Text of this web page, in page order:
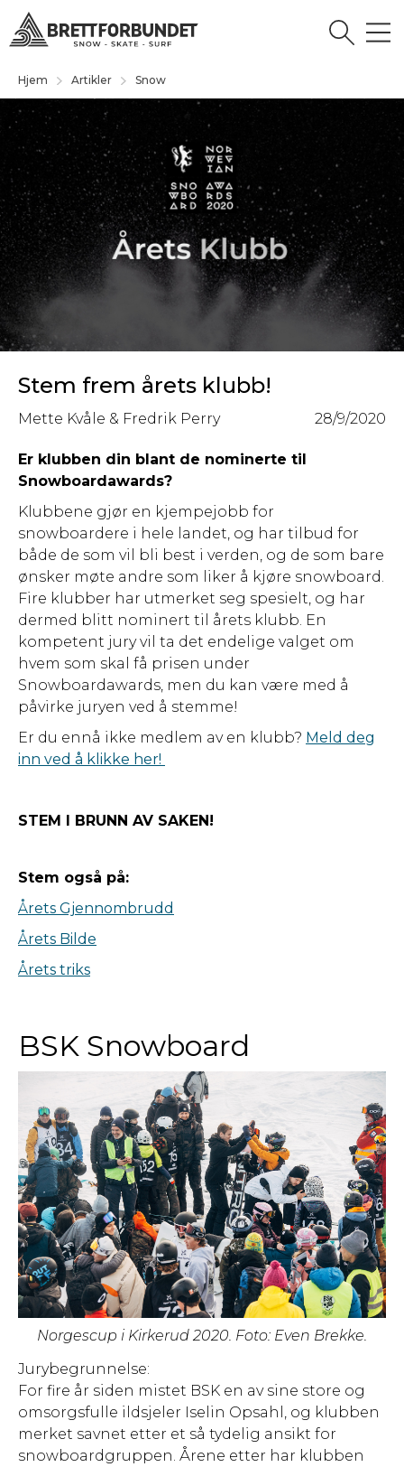
Hjem Artikler Snow
Stem frem årets klubb!
28/9/2020
Mette Kvåle & Fredrik Perry
Er klubben din blant de nominerte til
Snowboardawards?
Klubbene gjør en kjempejobb for
snowboardere i hele landet, og har tilbud for
både de som vil bli best i verden, og de som bare
ønsker møte andre som liker å kjøre snowboard.
Fire klubber har utmerket seg spesielt, og har
dermed blitt nominert til årets klubb. En
kompetent jury vil ta det endelige valget om
hvem som skal få prisen under
Snowboardawards, men du kan være med å
påvirke juryen ved å stemme!
Er du ennå ikke medlem av en klubb? Meld deg
inn ved å klikke her!
STEM I BRUNN AV SAKEN!
Stem også på:
Årets Gjennombrudd
Årets Bilde
Årets triks
BSK Snowboard
Norgescup i Kirkerud 2020. Foto: Even Brekke.
Jurybegrunnelse:
For fire år siden mistet BSK en av sine store og
omsorgsfulle ildsjeler Iselin Opsahl, og klubben
merket savnet etter et så tydelig ansikt for
snowboardgruppen. Årene etter har klubben